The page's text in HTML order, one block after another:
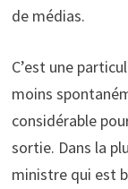
de médias.
C’est une
moins
considérable
sortie. Dans la
ministre qui est